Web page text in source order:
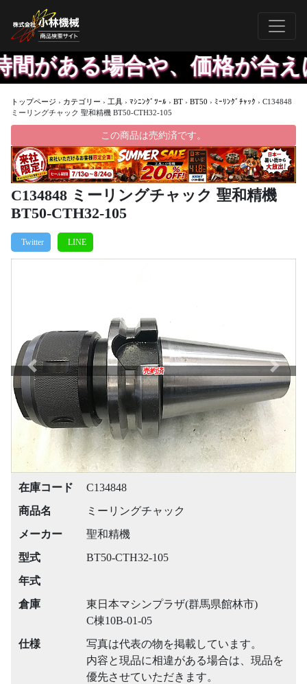
場合や、価格が合えば出
トップページ › カテゴリー › 工具 › ﾏｼﾆﾝｸﾞﾂｰﾙ › BT › BT50 › ﾐｰﾘﾝｸﾞﾁｬｯｸ › C134848
ミーリングチャック 聖和精機 BT50-CTH32-105
この商品は売約済です。
C134848 ミーリングチャック 聖和精機
BT50-CTH32-105
売約済
Previous Next
在庫コード
C134848
商品名
ミーリングチャック
メーカー
聖和精機
型式
BT50-CTH32-105
年式
倉庫
東日本マシンプラザ(群馬県館林市)
C棟10B-01-05
仕様
写真は代表の物を掲載しています。
内容と現品に相違がある場合は、現品を
優先させていただきます。